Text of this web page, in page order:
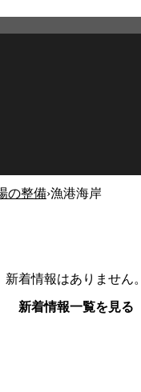
の整備›漁港海岸
新着情報はありません。
新着情報一覧を見る